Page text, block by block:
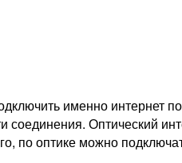
именно интернет
соединения. Оптический
по оптике можно